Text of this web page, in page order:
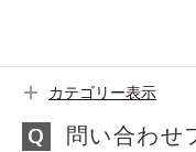
カテゴリー表示
問い合わせ